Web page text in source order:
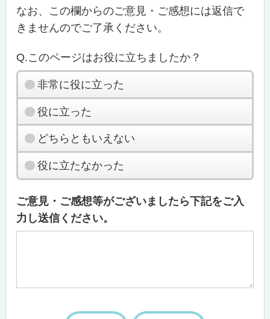
なお、この欄からのご意見・ご感想には返信で
きませんのでご了承ください。
Q.このページはお役に立ちましたか？
非常に役に立った
役に立った
どちらともいえない
役に立たなかった
ご意見・ご感想等がございましたら下記をご入
力し送信ください。